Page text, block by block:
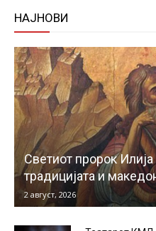
НАЈНОВИ
Светиот пророк
традицијата и
2 август, 2026